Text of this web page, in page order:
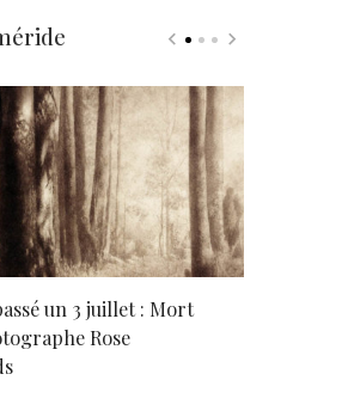
un 3 juillet : Mort
Rose